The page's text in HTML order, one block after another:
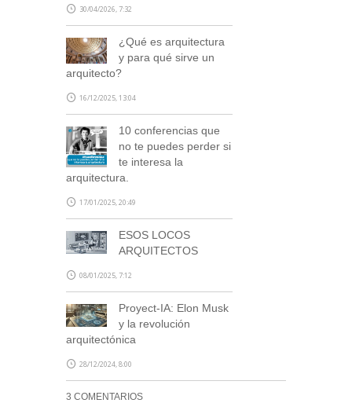
30/04/2026, 7:32
¿Qué es arquitectura
y para qué sirve un
arquitecto?
16/12/2025, 13:04
10 conferencias que
no te puedes perder si
te interesa la
arquitectura.
17/01/2025, 20:49
ESOS LOCOS
ARQUITECTOS
08/01/2025, 7:12
Proyect-IA: Elon Musk
y la revolución
arquitectónica
28/12/2024, 8:00
3 COMENTARIOS